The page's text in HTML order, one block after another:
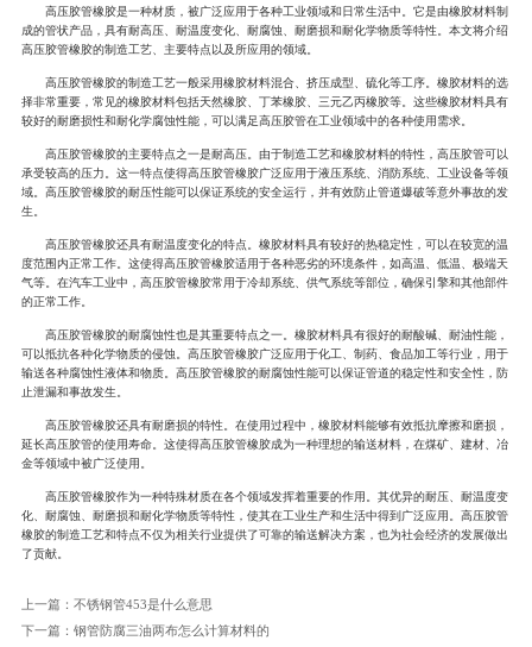
高压胶管橡胶是一种材质，被广泛应用于各种工业领域和日常生活中。它是由橡胶材料制
成的管状产品，具有耐高压、耐温度变化、耐腐蚀、耐磨损和耐化学物质等特性。本文将介绍
高压胶管橡胶的制造工艺、主要特点以及所应用的领域。
高压胶管橡胶的制造工艺一般采用橡胶材料混合、挤压成型、硫化等工序。橡胶材料的选
择非常重要，常见的橡胶材料包括天然橡胶、丁苯橡胶、三元乙丙橡胶等。这些橡胶材料具有
较好的耐磨损性和耐化学腐蚀性能，可以满足高压胶管在工业领域中的各种使用需求。
高压胶管橡胶的主要特点之一是耐高压。由于制造工艺和橡胶材料的特性，高压胶管可以
承受较高的压力。这一特点使得高压胶管橡胶广泛应用于液压系统、消防系统、工业设备等领
域。高压胶管橡胶的耐压性能可以保证系统的安全运行，并有效防止管道爆破等意外事故的发
生。
高压胶管橡胶还具有耐温度变化的特点。橡胶材料具有较好的热稳定性，可以在较宽的温
度范围内正常工作。这使得高压胶管橡胶适用于各种恶劣的环境条件，如高温、低温、极端天
气等。在汽车工业中，高压胶管橡胶常用于冷却系统、供气系统等部位，确保引擎和其他部件
的正常工作。
高压胶管橡胶的耐腐蚀性也是其重要特点之一。橡胶材料具有很好的耐酸碱、耐油性能，
可以抵抗各种化学物质的侵蚀。高压胶管橡胶广泛应用于化工、制药、食品加工等行业，用于
输送各种腐蚀性液体和物质。高压胶管橡胶的耐腐蚀性能可以保证管道的稳定性和安全性，防
止泄漏和事故发生。
高压胶管橡胶还具有耐磨损的特性。在使用过程中，橡胶材料能够有效抵抗摩擦和磨损，
延长高压胶管的使用寿命。这使得高压胶管橡胶成为一种理想的输送材料，在煤矿、建材、冶
金等领域中被广泛使用。
高压胶管橡胶作为一种特殊材质在各个领域发挥着重要的作用。其优异的耐压、耐温度变
化、耐腐蚀、耐磨损和耐化学物质等特性，使其在工业生产和生活中得到广泛应用。高压胶管
橡胶的制造工艺和特点不仅为相关行业提供了可靠的输送解决方案，也为社会经济的发展做出
了贡献。
上一篇： 不锈钢管453是什么意思
下一篇： 钢管防腐三油两布怎么计算材料的